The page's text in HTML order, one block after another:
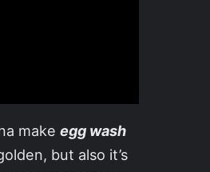
make egg wash
but also it’s